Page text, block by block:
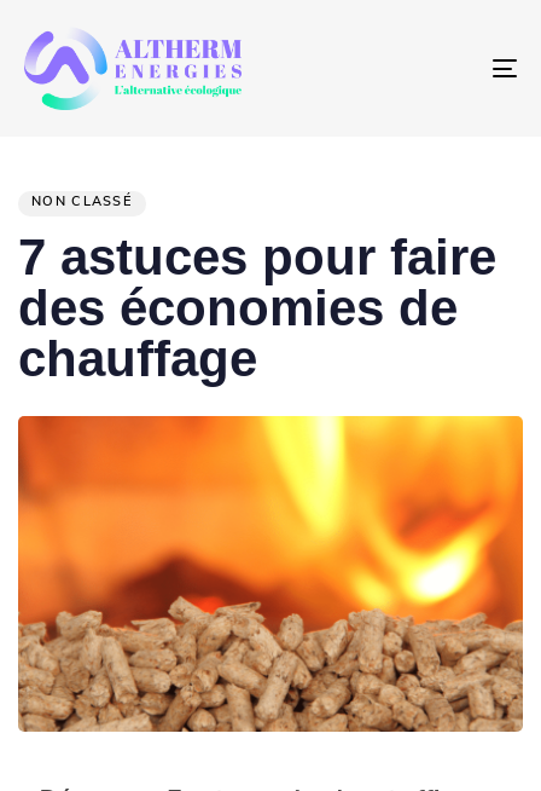
NON CLASSÉ
7 astuces pour faire
des économies de
chauffage